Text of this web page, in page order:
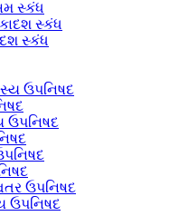
સ્કંધ
સ્કંધ
સ્કંધ
ઉપનિષદ
ઉપનિષદ
ઉપનિષદ
ઉપનિષદ